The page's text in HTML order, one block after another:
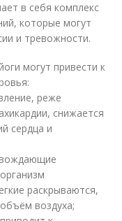
в себя комплекс
которые могут
и тревожности.
могут привести к
реже
снижается
сердца и
раскрываются,
воздуха;